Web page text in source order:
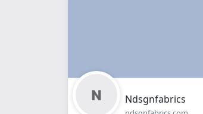
Ndsgnfabrics